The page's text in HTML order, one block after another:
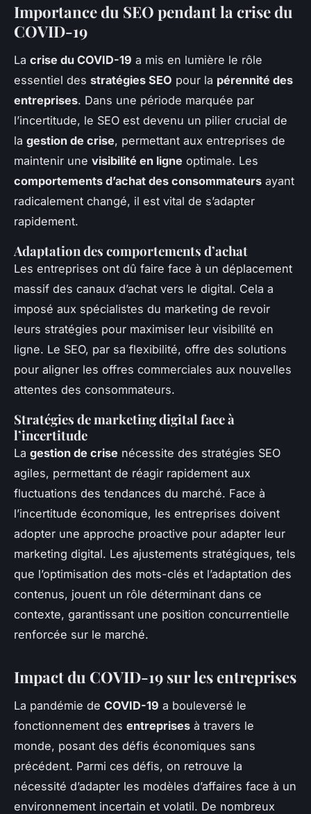
Importance du SEO pendant la crise du
COVID-19
La crise du COVID-19 a mis en lumière le rôle
essentiel des stratégies SEO pour la pérennité des
entreprises. Dans une période marquée par
l’incertitude, le SEO est devenu un pilier crucial de
la gestion de crise, permettant aux entreprises de
maintenir une visibilité en ligne optimale. Les
comportements d’achat des consommateurs ayant
radicalement changé, il est vital de s’adapter
rapidement.
Adaptation des comportements d’achat
Les entreprises ont dû faire face à un déplacement
massif des canaux d’achat vers le digital. Cela a
imposé aux spécialistes du marketing de revoir
leurs stratégies pour maximiser leur visibilité en
ligne. Le SEO, par sa flexibilité, offre des solutions
pour aligner les offres commerciales aux nouvelles
attentes des consommateurs.
Stratégies de marketing digital face à
l’incertitude
La gestion de crise nécessite des stratégies SEO
agiles, permettant de réagir rapidement aux
fluctuations des tendances du marché. Face à
l’incertitude économique, les entreprises doivent
adopter une approche proactive pour adapter leur
marketing digital. Les ajustements stratégiques, tels
que l’optimisation des mots-clés et l’adaptation des
contenus, jouent un rôle déterminant dans ce
contexte, garantissant une position concurrentielle
renforcée sur le marché.
Impact du COVID-19 sur les entreprises
La pandémie de COVID-19 a bouleversé le
fonctionnement des entreprises à travers le
monde, posant des défis économiques sans
précédent. Parmi ces défis, on retrouve la
nécessité d’adapter les modèles d’affaires face à un
environnement incertain et volatil. De nombreux